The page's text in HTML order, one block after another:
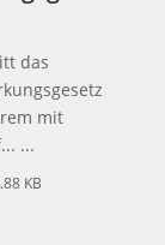
das
mit
...
KB